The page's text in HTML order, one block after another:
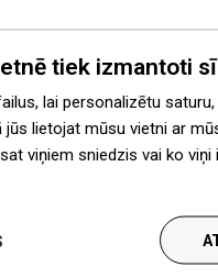
tiek izmantoti
lai personalizētu
lietojat mūsu vietni ar
viņiem sniedzis vai ko